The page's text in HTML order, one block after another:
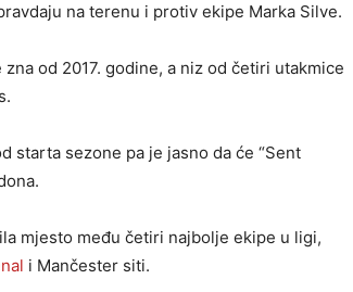
na terenu i protiv ekipe Marka Silve.
od 2017. godine, a niz od četiri utakmice
starta sezone pa je jasno da će “Sent
mjesto među četiri najbolje ekipe u ligi,
i Mančester siti.